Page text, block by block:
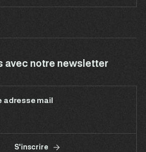
avec notre newsletter
adresse mail
S'inscrire